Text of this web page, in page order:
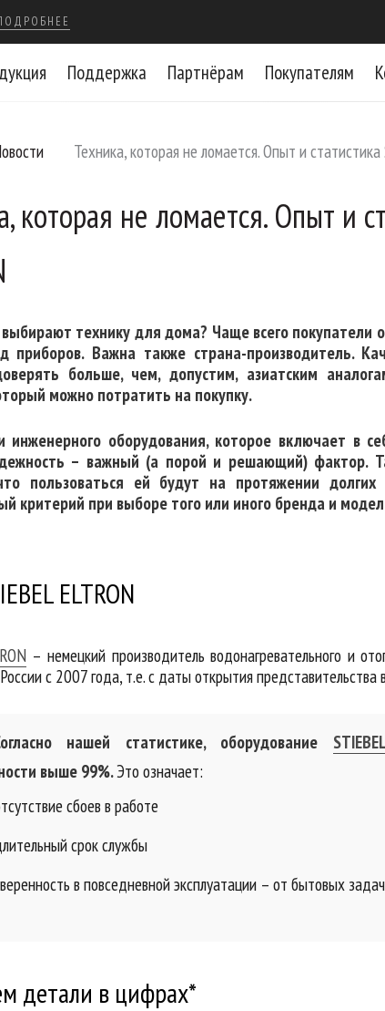
Поддержка Партнёрам Покупателям
Техника, которая не ломается. Опыт и
которая не ломается. Опыт и
технику для дома? Чаще всего покупатели
приборов. Важна также страна-производитель.
больше, чем, допустим, азиатским
можно потратить на покупку.
инженерного оборудования, которое включает в
– важный (а порой и решающий) фактор.
пользоваться ей будут на протяжении
критерий при выборе того или иного бренда и
ELTRON
– немецкий производитель водонагревательного и
с 2007 года, т.е. с даты открытия представительства
нашей статистике, оборудование
выше 99%.Это означает:
сбоев в работе
срок службы
в повседневной эксплуатации – от бытовых
детали в цифрах*